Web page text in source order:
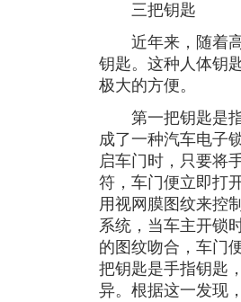
三把钥匙
近年来，随着高
钥匙。这种人体钥
极大的方便。
第一把钥匙是指
成了一种汽车电子
启车门时，只要将
符，车门便立即打
用视网膜图纹来控
系统，当车主开锁
的图纹吻合，车门
把钥匙是手指钥匙
异。根据这一发现